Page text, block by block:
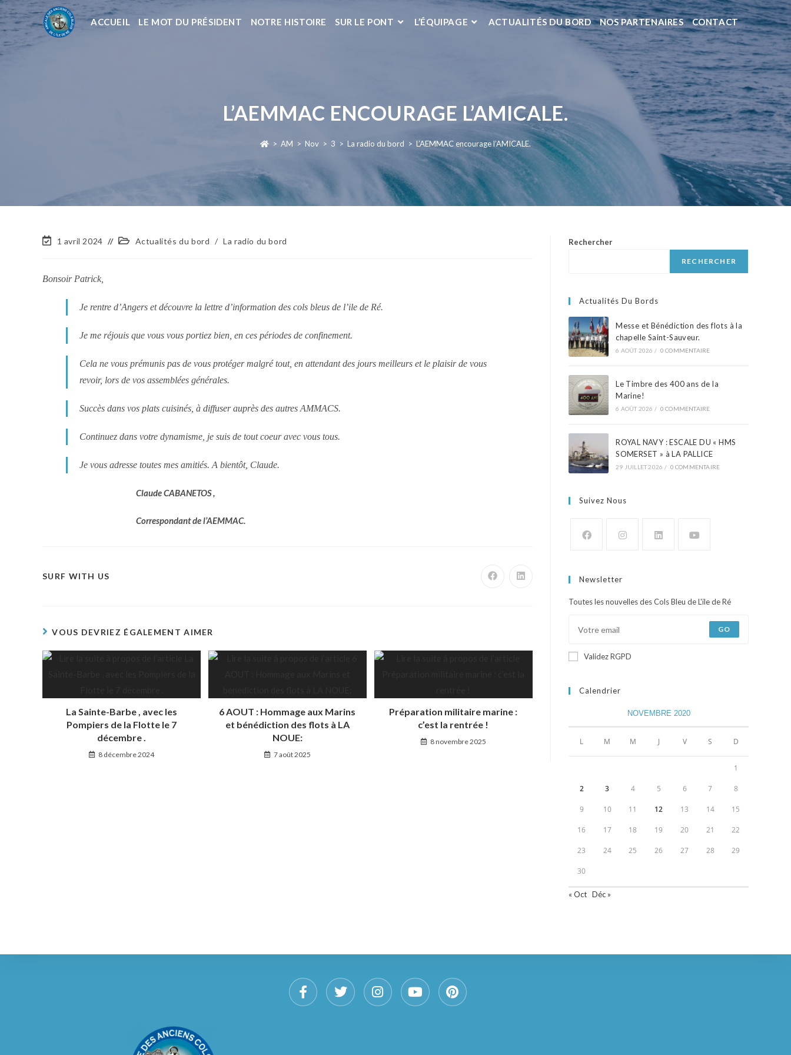
ACCUEIL LE MOT DU PRÉSIDENT NOTRE HISTOIRE SUR LE PONT L’ÉQUIPAGE ACTUALITÉS DU BORD NOS PARTENAIRES CONTACT
L’AEMMAC ENCOURAGE L’AMICALE.
> AM > Nov > 3 > La radio du bord > L’AEMMAC encourage l’AMICALE.
1 avril 2024 Actualités du bord / La radio du bord
Bonsoir Patrick,
Je rentre d’Angers et découvre la lettre d’information des cols bleus de l’ile de Ré.
Je me réjouis que vous vous portiez bien, en ces périodes de confinement.
Cela ne vous prémunis pas de vous protéger malgré tout, en attendant des jours meilleurs et le plaisir de vous
revoir, lors de vos assemblées générales.
Succès dans vos plats cuisinés, à diffuser auprès des autres AMMACS.
Continuez dans votre dynamisme, je suis de tout coeur avec vous tous.
Je vous adresse toutes mes amitiés. A bientôt, Claude.
Claude CABANETOS ,
Correspondant de l’AEMMAC.
SURF WITH US
VOUS DEVRIEZ ÉGALEMENT AIMER
La Sainte-Barbe , avec les
Pompiers de la Flotte le 7
décembre .
8 décembre 2024
6 AOUT : Hommage aux Marins
et bénédiction des flots à LA
NOUE:
7 août 2025
Préparation militaire marine :
c’est la rentrée !
8 novembre 2025
Rechercher
RECHERCHER
Actualités Du Bords
Messe et Bénédiction des flots à la
chapelle Saint-Sauveur.
6 AOÛT 2026 / 0 COMMENTAIRE
Le Timbre des 400 ans de la
Marine!
6 AOÛT 2026 / 0 COMMENTAIRE
ROYAL NAVY : ESCALE DU « HMS
SOMERSET » à LA PALLICE
29 JUILLET 2026 / 0 COMMENTAIRE
Suivez Nous
Newsletter
Toutes les nouvelles des Cols Bleu de L'ile de Ré
GO
Validez RGPD
Calendrier
NOVEMBRE 2020
L M M J V S D
1
2 3 4 5 6 7 8
9 10 11 12 13 14 15
16 17 18 19 20 21 22
23 24 25 26 27 28 29
30
« Oct Déc »